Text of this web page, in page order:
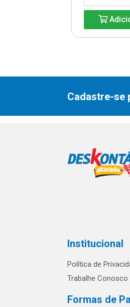
Cadastre-se
Institucional
Política de
Trabalhe Conosco
Formas de